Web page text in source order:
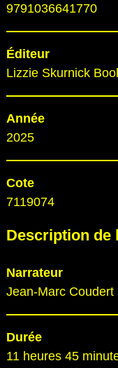
9791036641770
Éditeur
Lizzie Skurnick
Année
2025
Cote
7119074
Description de
Narrateur
Jean-Marc Coudert
Durée
11 heures 45